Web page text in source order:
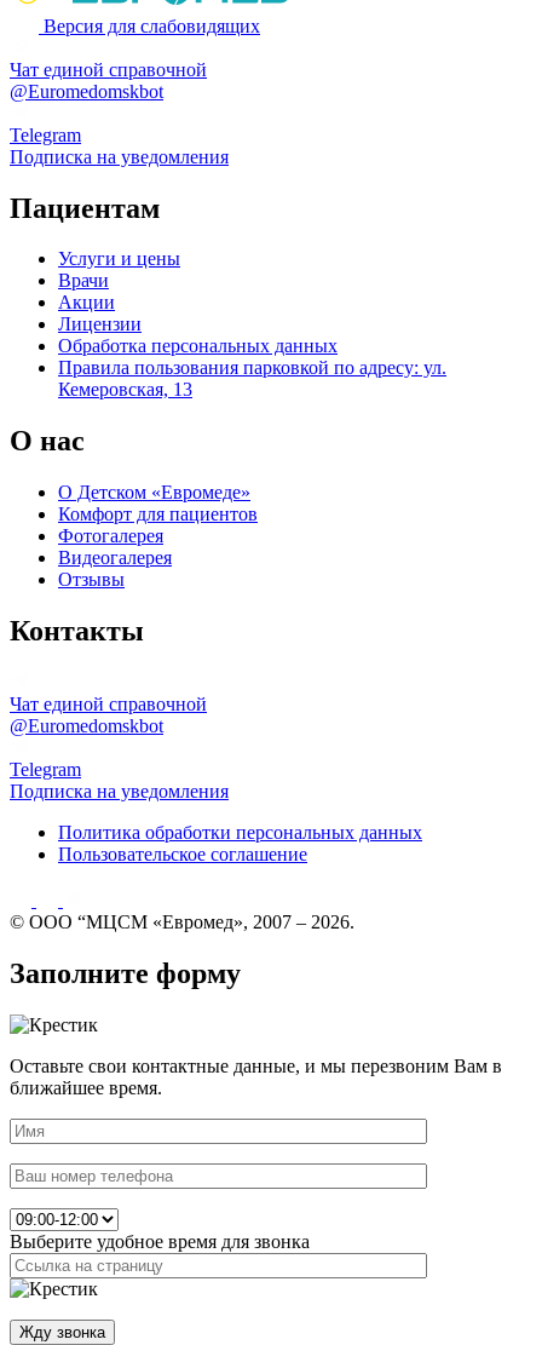
Версия для слабовидящих
Чат единой справочной
@Euromedomskbot
Telegram
Подписка на уведомления
Пациентам
Услуги и цены
Врачи
Акции
Лицензии
Обработка персональных данных
Правила пользования парковкой по адресу: ул.
Кемеровская, 13
О нас
О Детском «Евромеде»
Комфорт для пациентов
Фотогалерея
Видеогалерея
Отзывы
Контакты
Чат единой справочной
@Euromedomskbot
Telegram
Подписка на уведомления
Политика обработки персональных данных
Пользовательское соглашение
© ООО “МЦСМ «Евромед», 2007 – 2026.
Заполните форму
Оставьте свои контактные данные, и мы перезвоним Вам в
ближайшее время.
Выберите удобное время для звонка